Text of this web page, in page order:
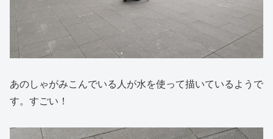
あのしゃがみこんでいる人が水を使って描いているようで
す。すごい！